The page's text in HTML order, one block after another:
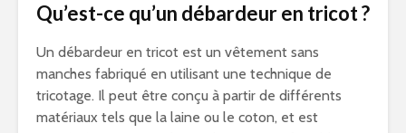
Qu’est-ce qu’un débardeur en tricot ?
Un débardeur en tricot est un vêtement sans
manches fabriqué en utilisant une technique de
tricotage. Il peut être conçu à partir de différents
matériaux tels que la laine ou le coton, et est